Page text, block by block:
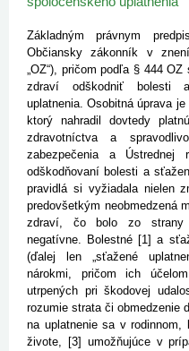
Základným právnym
Občiansky zákonník v
„OZ“), pričom podľa § 444
zdraví odškodniť bolesti
uplatnenia. Osobitná úprava
ktorý nahradil dovtedy
zdravotníctva a
zabezpečenia a
odškodňovaní bolesti a
pravidlá si vyžiadala nielen
predovšetkým neobmedzená
zdraví, čo bolo zo strany
negatívne. Bolestné [1] a
(ďalej len „sťažené
nárokmi, pričom ich
utrpených pri škodovej
rozumie strata či obmedzenie
na uplatnenie sa v rodinnom,
živote, [3] umožňujúce v